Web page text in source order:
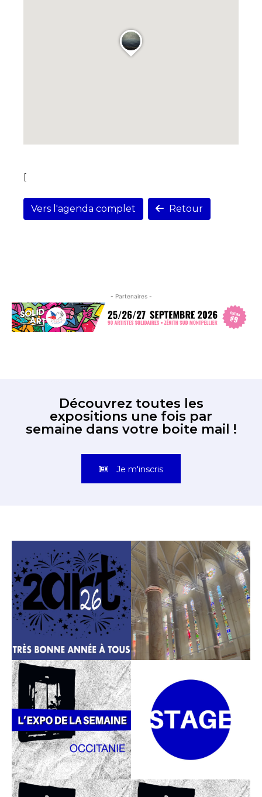
[
Vers l'agenda complet Retour
- Partenaires -
Découvrez toutes les
expositions une fois par
semaine dans votre boite mail !
Je m'inscris